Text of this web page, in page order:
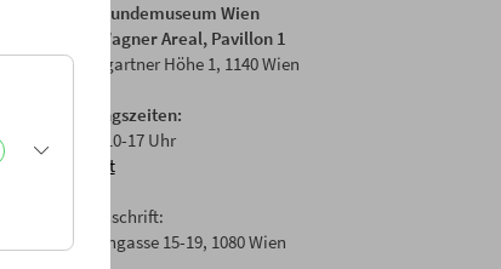
Volkskundemuseum Wien
Otto Wagner Areal, Pavillon 1
Baumgartner Höhe 1, 1140 Wien
Öffnungszeiten:
Di-Fr: 10-17 Uhr
Anfahrt
Postanschrift:
Laudongasse 15-19, 1080 Wien